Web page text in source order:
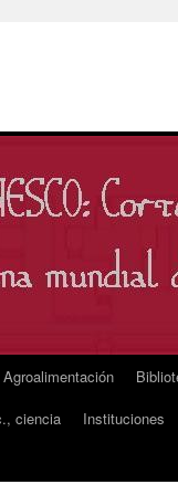
Agroalimentación
ciencia Instituciones